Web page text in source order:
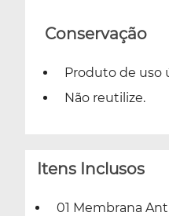
Conservação
Produto de uso
Não reutilize.
Itens Inclusos
01 Membrana